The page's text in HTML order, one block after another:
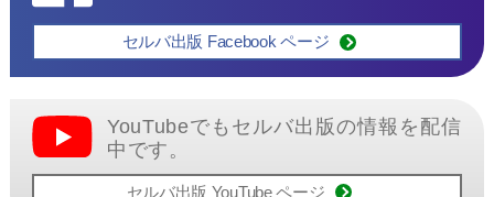
セルバ出版 Facebook ページ
YouTubeでもセルバ出版の情報を配信
中です。
セルバ出版 YouTube ページ